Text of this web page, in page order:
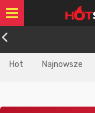
Hot Najnowsze